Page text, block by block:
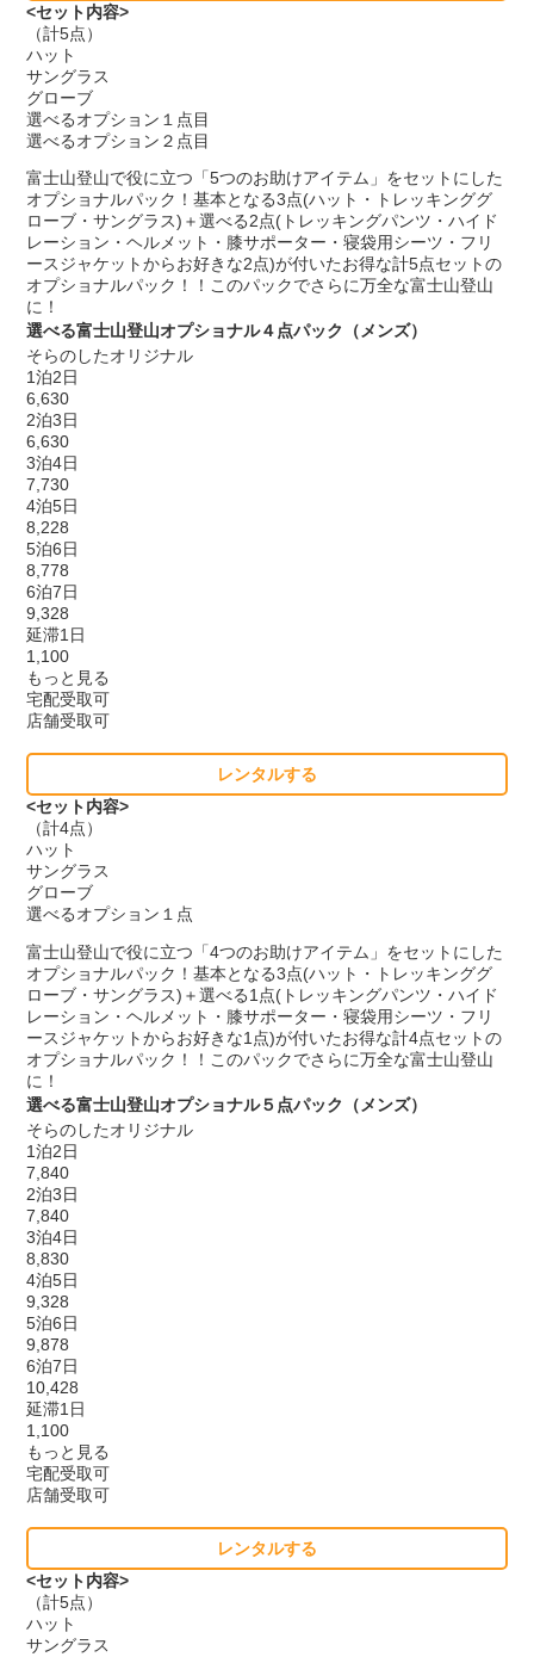
<セット内容>
（計5点）
ハット
サングラス
グローブ
選べるオプション１点目
選べるオプション２点目
富士山登山で役に立つ「5つのお助けアイテム」をセットにした
オプショナルパック！基本となる3点(ハット・トレッキンググ
ローブ・サングラス)＋選べる2点(トレッキングパンツ・ハイド
レーション・ヘルメット・膝サポーター・寝袋用シーツ・フリ
ースジャケットからお好きな2点)が付いたお得な計5点セットの
オプショナルパック！！このパックでさらに万全な富士山登山
に！
選べる富士山登山オプショナル４点パック（メンズ）
そらのしたオリジナル
1泊2日
6,630
2泊3日
6,630
3泊4日
7,730
4泊5日
8,228
5泊6日
8,778
6泊7日
9,328
延滞1日
1,100
もっと見る
宅配受取可
店舗受取可
レンタルする
<セット内容>
（計4点）
ハット
サングラス
グローブ
選べるオプション１点
富士山登山で役に立つ「4つのお助けアイテム」をセットにした
オプショナルパック！基本となる3点(ハット・トレッキンググ
ローブ・サングラス)＋選べる1点(トレッキングパンツ・ハイド
レーション・ヘルメット・膝サポーター・寝袋用シーツ・フリ
ースジャケットからお好きな1点)が付いたお得な計4点セットの
オプショナルパック！！このパックでさらに万全な富士山登山
に！
選べる富士山登山オプショナル５点パック（メンズ）
そらのしたオリジナル
1泊2日
7,840
2泊3日
7,840
3泊4日
8,830
4泊5日
9,328
5泊6日
9,878
6泊7日
10,428
延滞1日
1,100
もっと見る
宅配受取可
店舗受取可
レンタルする
<セット内容>
（計5点）
ハット
サングラス